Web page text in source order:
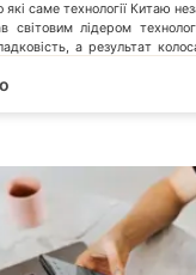
саме технології Китаю
світовим лідером
а результат
протекціонізму та